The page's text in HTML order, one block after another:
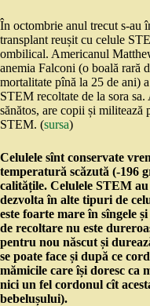
În octombrie anul trecut s-au
transplant reușit cu celule
ombilical. Americanul
anemia Falconi (o boală rară
mortalitate pînă la 25 de ani)
STEM recoltate de la sora
sănătos, are copii și militează
STEM. (sursa)
Celulele sînt conservate
temperatură scăzută (-196
calitățile. Celulele STEM au
dezvolta în alte tipuri de
este foarte mare în sîngele
de recoltare nu este
pentru nou născut și
se poate face și după ce
mămicile care își doresc ca
nici un fel cordonul cît
bebelușului).